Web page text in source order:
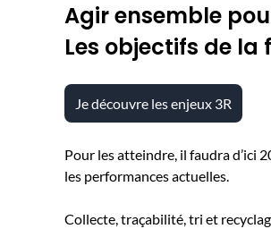
Agir ensemble
Les objectifs de
Je découvre les enjeux 3R
Pour les atteindre, il faudra d’ici
les performances actuelles.
Collecte, traçabilité, tri et